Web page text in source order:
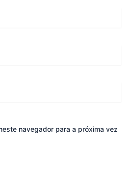
navegador para a próxima vez